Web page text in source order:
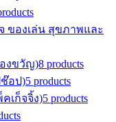
ของเล่น สุขภาพและ
องขวัญ)8 products
ช๊อป)5 products
คเก็จจิ้ง)5 products